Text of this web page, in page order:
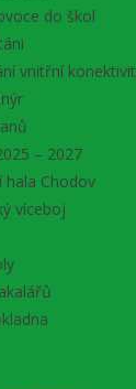
do škol
vnitřní
– 2027
hala Chodov
víceboj